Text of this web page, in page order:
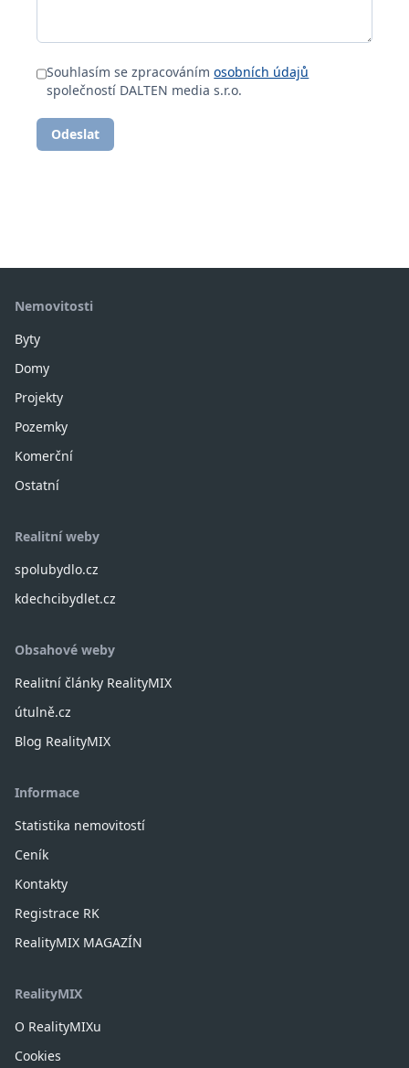
Souhlasím se zpracovánímosobních údajů
společností DALTEN media s.r.o.
Odeslat
Nemovitosti
Byty
Domy
Projekty
Pozemky
Komerční
Ostatní
Realitní weby
spolubydlo.cz
kdechcibydlet.cz
Obsahové weby
Realitní články RealityMIX
útulně.cz
Blog RealityMIX
Informace
Statistika nemovitostí
Ceník
Kontakty
Registrace RK
RealityMIX MAGAZÍN
RealityMIX
O RealityMIXu
Cookies